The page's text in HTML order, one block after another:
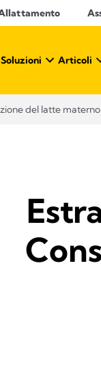
Soluzioni Articoli
del latte materno